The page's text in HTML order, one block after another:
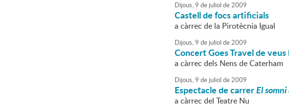
Dijous,9 de juliol de2009
Castell de focs artificials
a càrrec de la Pirotècnia Igual
Dijous,9 de juliol de2009
Concert Goes Travel de veus
a càrrec dels Nens de Caterham
Dijous,9 de juliol de2009
Espectacle de carrerEl
a càrrec del Teatre Nu